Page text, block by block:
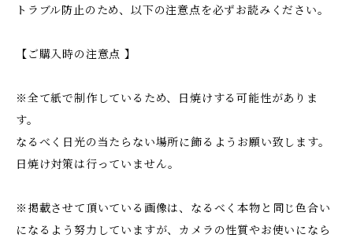
トラブル防止のため、以下の注意点を必ずお読みください。
【ご購入時の注意点 】
※全て紙で制作しているため、日焼けする可能性がありま
す。
なるべく日光の当たらない場所に飾るようお願い致します。
日焼け対策は行っていません。
※掲載させて頂いている画像は、なるべく本物と同じ色合い
になるよう努力していますが、カメラの性質やお使いになら